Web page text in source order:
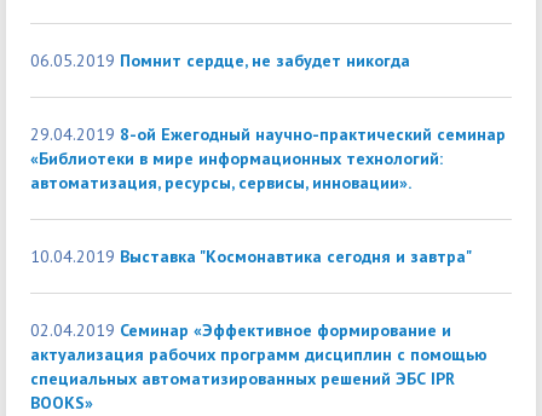
06.05.2019 Помнит сердце, не забудет никогда
29.04.2019 8-ой Ежегодный научно-практический семинар
«Библиотеки в мире информационных технологий:
автоматизация, ресурсы, сервисы, инновации».
10.04.2019 Выставка "Космонавтика сегодня и завтра"
02.04.2019 Семинар «Эффективное формирование и
актуализация рабочих программ дисциплин с помощью
специальных автоматизированных решений ЭБС IPR
BOOKS»